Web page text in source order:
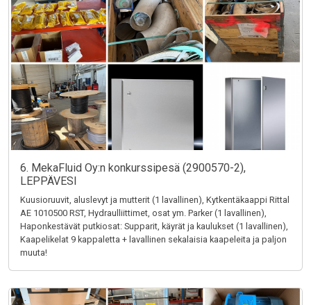
6. MekaFluid Oy:n konkurssipesä (2900570-2),
LEPPÄVESI
Kuusioruuvit, aluslevyt ja mutterit (1 lavallinen), Kytkentäkaappi Rittal
AE 1010500 RST, Hydraulliittimet, osat ym. Parker (1 lavallinen),
Haponkestävät putkiosat: Supparit, käyrät ja kaulukset (1 lavallinen),
Kaapelikelat 9 kappaletta + lavallinen sekalaisia kaapeleita ja paljon
muuta!